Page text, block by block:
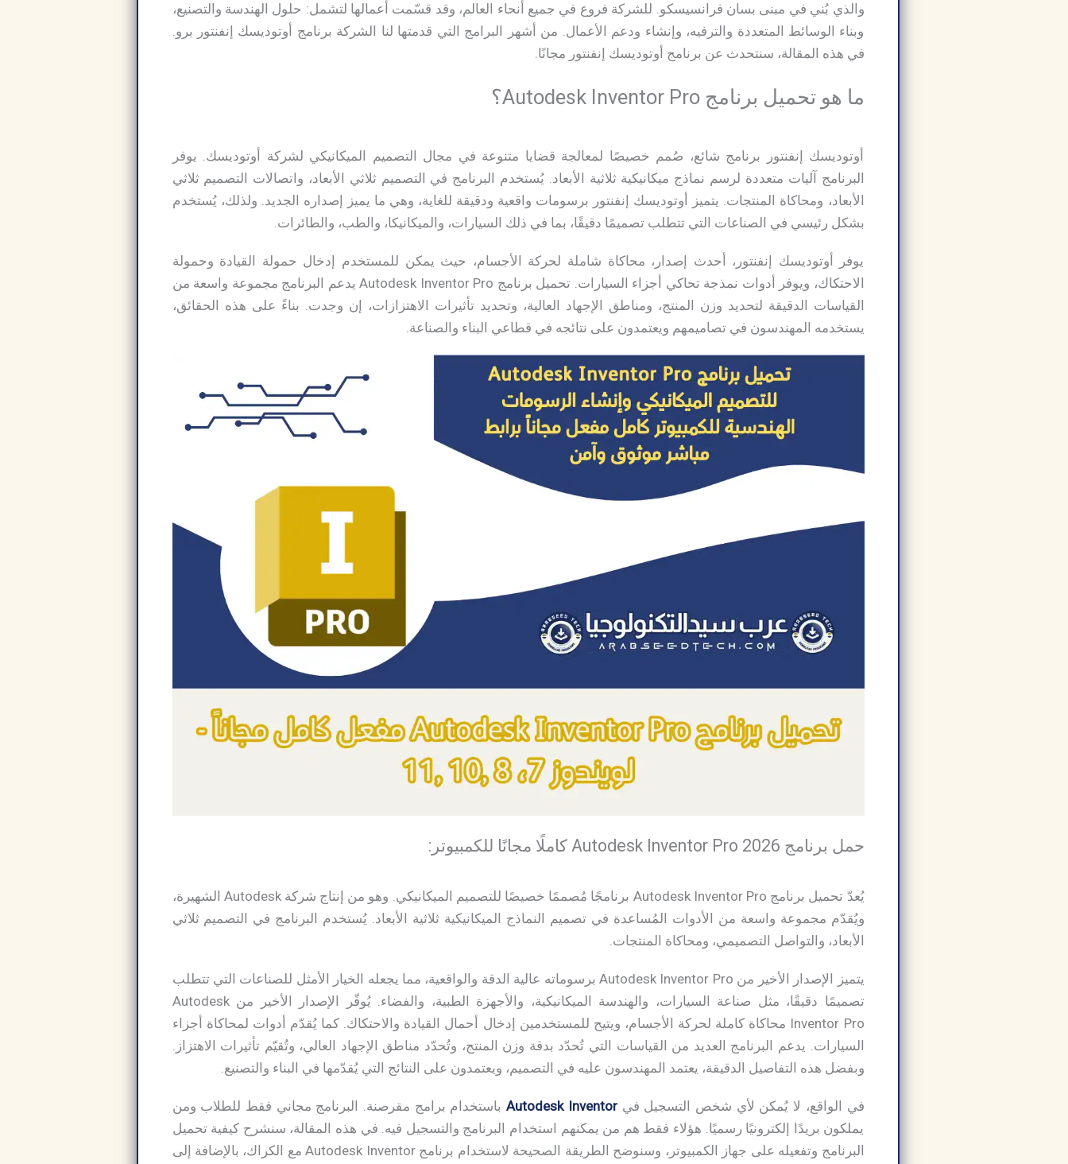
والذي بُني في مبنى بسان فرانسيسكو. للشركة فروع في جميع أنحاء العالم، وقد قسّمت أعمالها لتشمل: حلول الهندسة والتصنيع،
وبناء الوسائط المتعددة والترفيه، وإنشاء ودعم الأعمال. من أشهر البرامج التي قدمتها لنا الشركة برنامج أوتوديسك إنفنتور برو.
في هذه المقالة، سنتحدث عن برنامج أوتوديسك إنفنتور مجانًا.
ما هو تحميل برنامج Autodesk Inventor Pro؟
أوتوديسك إنفنتور برنامج شائع، صُمم خصيصًا لمعالجة قضايا متنوعة في مجال التصميم الميكانيكي لشركة أوتوديسك. يوفر
البرنامج آليات متعددة لرسم نماذج ميكانيكية ثلاثية الأبعاد. يُستخدم البرنامج في التصميم ثلاثي الأبعاد، واتصالات التصميم ثلاثي
الأبعاد، ومحاكاة المنتجات. يتميز أوتوديسك إنفنتور برسومات واقعية ودقيقة للغاية، وهي ما يميز إصداره الجديد. ولذلك، يُستخدم
بشكل رئيسي في الصناعات التي تتطلب تصميمًا دقيقًا، بما في ذلك السيارات، والميكانيكا، والطب، والطائرات.
يوفر أوتوديسك إنفنتور، أحدث إصدار، محاكاة شاملة لحركة الأجسام، حيث يمكن للمستخدم إدخال حمولة القيادة وحمولة
الاحتكاك، ويوفر أدوات نمذجة تحاكي أجزاء السيارات. تحميل برنامج Autodesk Inventor Pro يدعم البرنامج مجموعة واسعة من
القياسات الدقيقة لتحديد وزن المنتج، ومناطق الإجهاد العالية، وتحديد تأثيرات الاهتزازات، إن وجدت. بناءً على هذه الحقائق،
يستخدمه المهندسون في تصاميمهم ويعتمدون على نتائجه في قطاعي البناء والصناعة.
حمل برنامج Autodesk Inventor Pro 2026 كاملًا مجانًا للكمبيوتر:
يُعدّ تحميل برنامج Autodesk Inventor Pro برنامجًا مُصممًا خصيصًا للتصميم الميكانيكي. وهو من إنتاج شركة Autodesk الشهيرة،
ويُقدّم مجموعة واسعة من الأدوات المُساعدة في تصميم النماذج الميكانيكية ثلاثية الأبعاد. يُستخدم البرنامج في التصميم ثلاثي
الأبعاد، والتواصل التصميمي، ومحاكاة المنتجات.
يتميز الإصدار الأخير من Autodesk Inventor Pro برسوماته عالية الدقة والواقعية، مما يجعله الخيار الأمثل للصناعات التي تتطلب
تصميمًا دقيقًا، مثل صناعة السيارات، والهندسة الميكانيكية، والأجهزة الطبية، والفضاء. يُوفّر الإصدار الأخير من Autodesk
Inventor Pro محاكاة كاملة لحركة الأجسام، ويتيح للمستخدمين إدخال أحمال القيادة والاحتكاك. كما يُقدّم أدوات لمحاكاة أجزاء
السيارات. يدعم البرنامج العديد من القياسات التي تُحدّد بدقة وزن المنتج، وتُحدّد مناطق الإجهاد العالي، وتُقيّم تأثيرات الاهتزاز.
وبفضل هذه التفاصيل الدقيقة، يعتمد المهندسون عليه في التصميم، ويعتمدون على النتائج التي يُقدّمها في البناء والتصنيع.
في الواقع، لا يُمكن لأي شخص التسجيل فيAutodesk Inventorباستخدام برامج مقرصنة. البرنامج مجاني فقط للطلاب ومن
يملكون بريدًا إلكترونيًا رسميًا. هؤلاء فقط هم من يمكنهم استخدام البرنامج والتسجيل فيه. في هذه المقالة، سنشرح كيفية تحميل
البرنامج وتفعيله على جهاز الكمبيوتر، وسنوضح الطريقة الصحيحة لاستخدام برنامج Autodesk Inventor مع الكراك، بالإضافة إلى